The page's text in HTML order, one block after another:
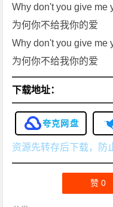
Why don't you give me
为何你不给我你的爱
Why don't you give me
为何你不给我你的爱
下载地址：
夸克网盘
资源先转存后下载，防
赞0